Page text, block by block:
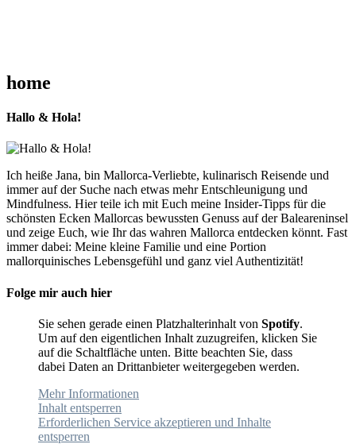
home
Hallo & Hola!
Ich heiße Jana, bin Mallorca-Verliebte, kulinarisch Reisende und
immer auf der Suche nach etwas mehr Entschleunigung und
Mindfulness. Hier teile ich mit Euch meine Insider-Tipps für die
schönsten Ecken Mallorcas bewussten Genuss auf der Baleareninsel
und zeige Euch, wie Ihr das wahren Mallorca entdecken könnt. Fast
immer dabei: Meine kleine Familie und eine Portion
mallorquinisches Lebensgefühl und ganz viel Authentizität!
Folge mir auch hier
Sie sehen gerade einen Platzhalterinhalt von Spotify.
Um auf den eigentlichen Inhalt zuzugreifen, klicken Sie
auf die Schaltfläche unten. Bitte beachten Sie, dass
dabei Daten an Drittanbieter weitergegeben werden.
Mehr Informationen
Inhalt entsperren
Erforderlichen Service akzeptieren und Inhalte
entsperren